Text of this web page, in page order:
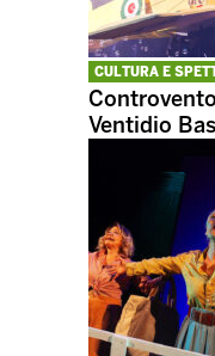
CULTURA E
Ventidio